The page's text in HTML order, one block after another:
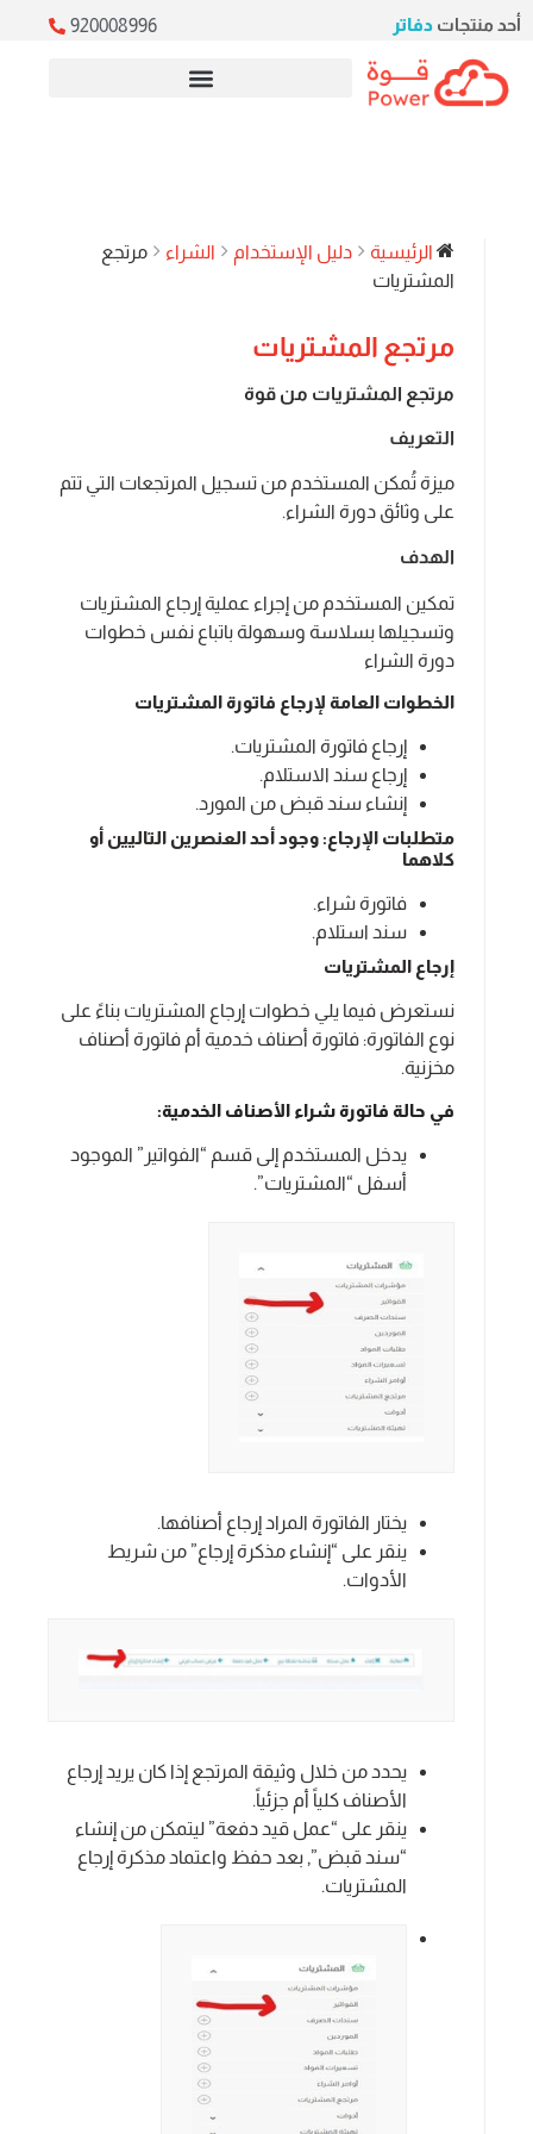
أحد منتجات دفاتر 920008996
الرئيسية دليل الإستخدام الشراء
مرتجع
المشتريات
مرتجع المشتريات
مرتجع المشتريات من قوة
التعريف
ميزة تُمكن المستخدم من تسجيل المرتجعات التي تتم
على وثائق دورة الشراء.
الهدف
تمكين المستخدم من إجراء عملية إرجاع المشتريات
وتسجيلها بسلاسة وسهولة باتباع نفس خطوات
دورة الشراء
الخطوات العامة لإرجاع فاتورة المشتريات
إرجاع فاتورة المشتريات.
إرجاع سند الاستلام.
إنشاء سند قبض من المورد.
متطلبات الإرجاع: وجود أحد العنصرين التاليين أو
كلاهما
فاتورة شراء.
سند استلام.
إرجاع المشتريات
نستعرض فيما يلي خطوات إرجاع المشتريات بناءً على
نوع الفاتورة: فاتورة أصناف خدمية أم فاتورة أصناف
مخزنية.
في حالة فاتورة شراء الأصناف الخدمية:
يدخل المستخدم إلى قسم “الفواتير” الموجود
أسفل “المشتريات”.
يختار الفاتورة المراد إرجاع أصنافها.
ينقر على “إنشاء مذكرة إرجاع” من شريط
الأدوات.
يحدد من خلال وثيقة المرتجع إذا كان يريد إرجاع
الأصناف كلياً أم جزئياً.
ينقر على “عمل قيد دفعة” ليتمكن من إنشاء
“سند قبض”, بعد حفظ واعتماد مذكرة إرجاع
المشتريات.